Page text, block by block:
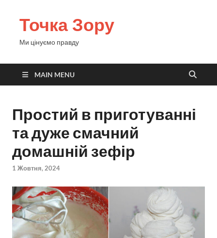
Точка Зору
Ми цінуємо правду
MAIN MENU
Простий в приготуванні
та дуже смачний
домашній зефір
1 Жовтня, 2024